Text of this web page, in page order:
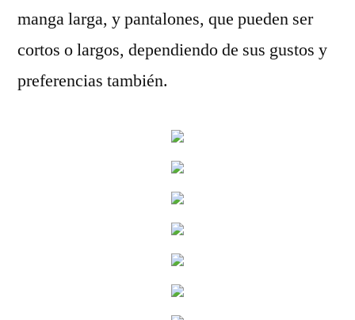
manga larga, y pantalones, que pueden ser
cortos o largos, dependiendo de sus gustos y
preferencias también.